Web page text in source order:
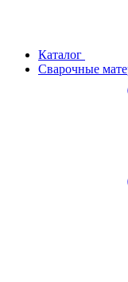
Каталог
Сварочные